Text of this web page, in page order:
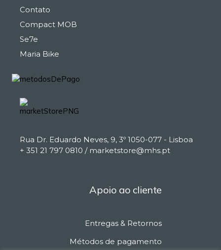
Contato
Compact MOB
Se7e
Maria Bike
Rua Dr. Eduardo Neves, 9, 3º 1050-077 - Lisboa
+ 351 21 797 0810 / marketstore@mhs.pt
Apoio ao cliente
Entregas & Retornos
Métodos de pagamento